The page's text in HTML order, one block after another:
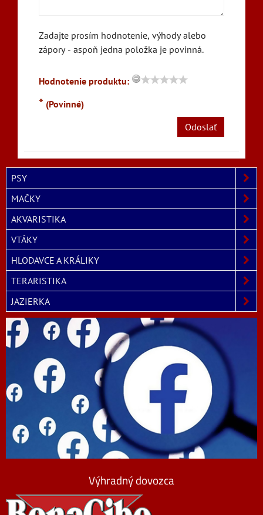
Zadajte prosím hodnotenie, výhody alebo
zápory - aspoň jedna položka je povinná.
Hodnotenie produktu:
* (Povinné)
Odoslať
PSY
MAČKY
AKVARISTIKA
VTÁKY
HLODAVCE A KRÁLIKY
TERARISTIKA
JAZIERKA
Výhradný dovozca